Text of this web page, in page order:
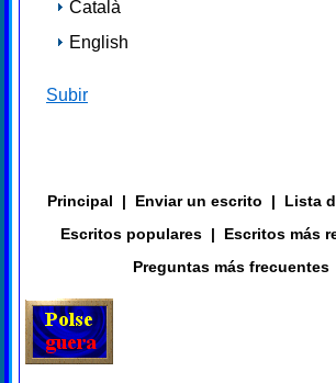
Català
English
Subir
Principal | Enviar un escrito | Lista
Escritos populares | Escritos más
Preguntas más frecuentes